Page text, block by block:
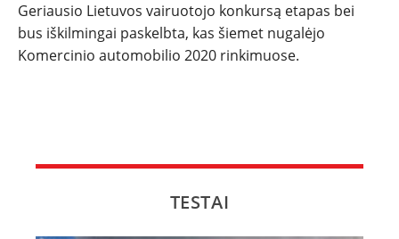
Geriausio Lietuvos vairuotojo konkursą etapas bei
bus iškilmingai paskelbta, kas šiemet nugalėjo
Komercinio automobilio 2020 rinkimuose.
TESTAI